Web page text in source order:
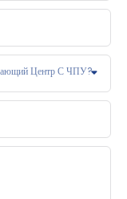
Центр С ЧПУ?